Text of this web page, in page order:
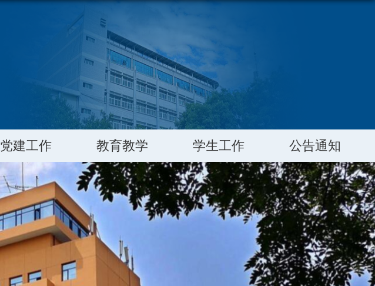
党建工作 教育教学 学生工作 公告通知